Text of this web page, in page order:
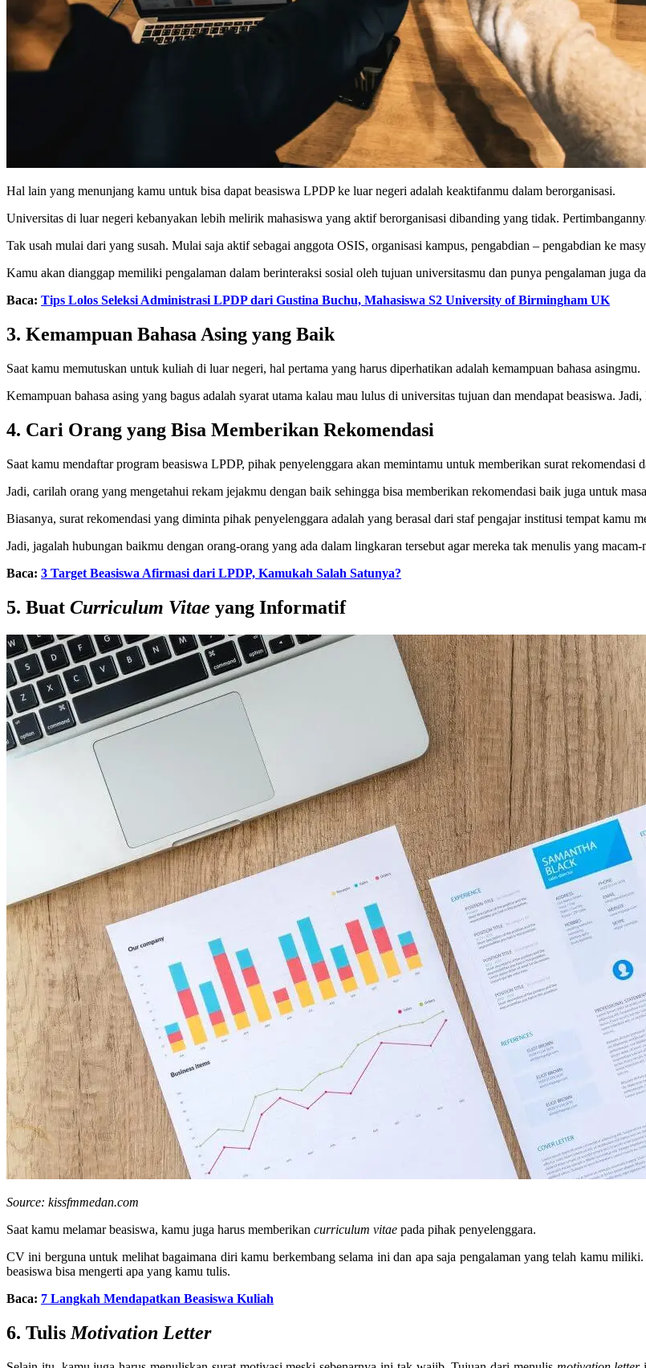
Hal lain yang menunjang kamu untuk bisa dapat beasiswa LPDP ke luar negeri adalah keaktifanmu dalam berorganisasi.
Universitas di luar negeri kebanyakan lebih melirik mahasiswa yang aktif berorganisasi dibanding yang tidak.
Tak usah mulai dari yang susah. Mulai saja aktif sebagai anggota OSIS, organisasi kampus, pengabdian – pengabdian ke
Kamu akan dianggap memiliki pengalaman dalam berinteraksi sosial oleh tujuan universitasmu dan punya pengalaman juga
Baca: Tips Lolos Seleksi Administrasi LPDP dari Gustina Buchu, Mahasiswa S2 University of Birmingham UK
3. Kemampuan Bahasa Asing yang Baik
Saat kamu memutuskan untuk kuliah di luar negeri, hal pertama yang harus diperhatikan adalah kemampuan bahasa asingmu.
Kemampuan bahasa asing yang bagus adalah syarat utama kalau mau lulus di universitas tujuan dan mendapat beasiswa.
4. Cari Orang yang Bisa Memberikan Rekomendasi
Saat kamu mendaftar program beasiswa LPDP, pihak penyelenggara akan memintamu untuk memberikan surat rekomendasi
Jadi, carilah orang yang mengetahui rekam jejakmu dengan baik sehingga bisa memberikan rekomendasi baik juga untuk
Biasanya, surat rekomendasi yang diminta pihak penyelenggara adalah yang berasal dari staf pengajar institusi tempat kamu
Jadi, jagalah hubungan baikmu dengan orang-orang yang ada dalam lingkaran tersebut agar mereka tak menulis yang macam-
Baca: 3 Target Beasiswa Afirmasi dari LPDP, Kamukah Salah Satunya?
5. Buat Curriculum Vitae yang Informatif
Source: kissfmmedan.com
Saat kamu melamar beasiswa, kamu juga harus memberikan curriculum vitae pada pihak penyelenggara.
CV ini berguna untuk melihat bagaimana diri kamu berkembang selama ini dan apa saja pengalaman yang telah kamu
beasiswa bisa mengerti apa yang kamu tulis.
Baca: 7 Langkah Mendapatkan Beasiswa Kuliah
6. Tulis Motivation Letter